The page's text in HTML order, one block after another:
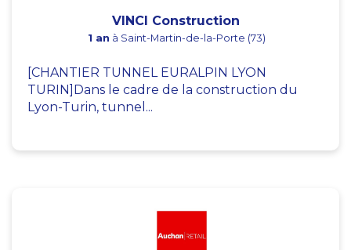
VINCI Construction
1 an à Saint-Martin-de-la-Porte (73)
[CHANTIER TUNNEL EURALPIN LYON
TURIN]Dans le cadre de la construction du
Lyon-Turin, tunnel...